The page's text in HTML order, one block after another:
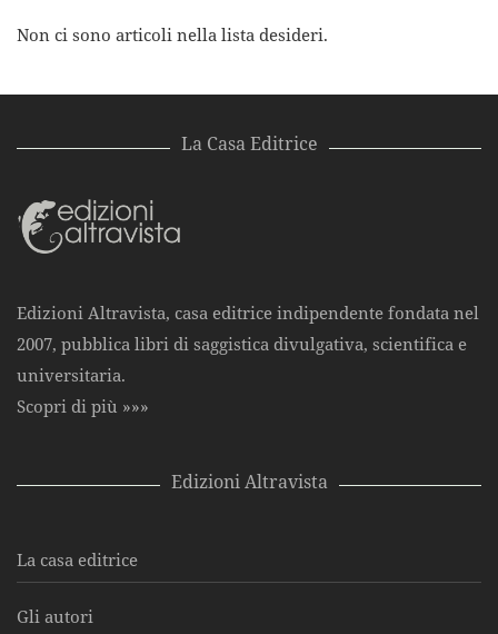
Non ci sono articoli nella lista desideri.
La Casa Editrice
Edizioni Altravista, casa editrice indipendente fondata nel
2007, pubblica libri di saggistica divulgativa, scientifica e
universitaria.
Scopri di più »»»
Edizioni Altravista
La casa editrice
Gli autori